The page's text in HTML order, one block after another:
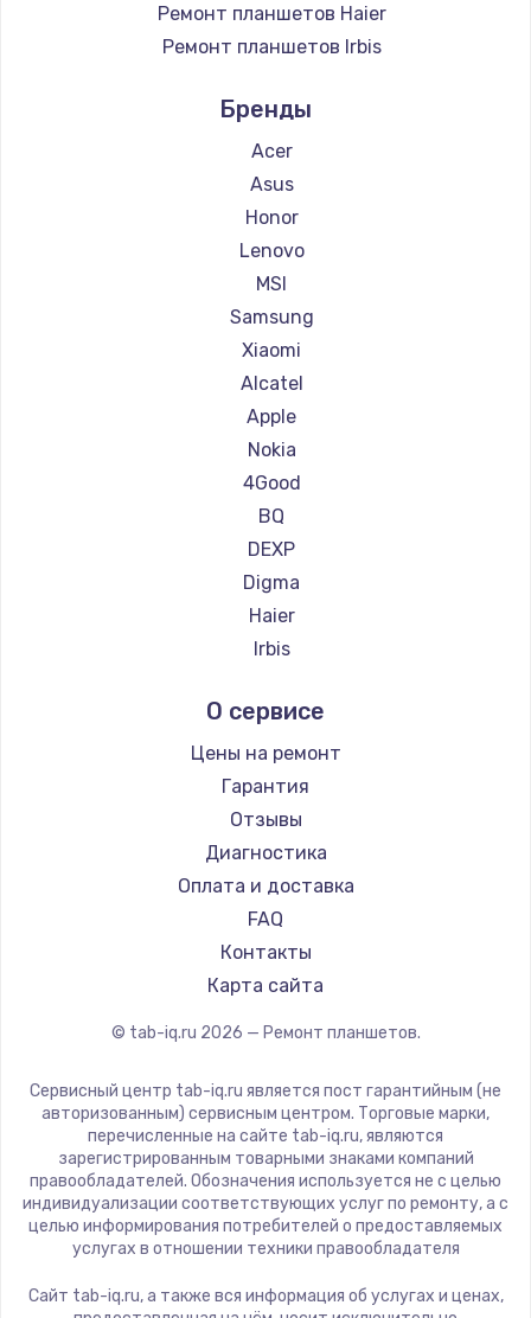
Заказать
Замена корпуса
890 руб.
Заказать
Замена материнской платы
1760 руб.
Заказать
Ремонт планшетов Haier
Ремонт планшетов Irbis
Ремонт планшетов Microsoft
Ремонт планшетов BlackView
Ремонт планшетов Amazon
Ремонт планшетов Aquarius
Ремонт планшетов Philips
Ремонт планшетов Dell
Ремонт планшетов HP
Ремонт планшетов Getac
Ремонт планшетов ZTE
Ремонт планшетов Google
Ремонт планшетов Navitel
Ремонт планшетов Teclast
Ремонт планшетов CHUWI
Бренды
Acer
Asus
Honor
Lenovo
MSI
Samsung
Xiaomi
Alcatel
Apple
Nokia
4Good
BQ
DEXP
Digma
Haier
Irbis
Microsoft
BlackView
Amazon
Aquarius
Philips
Dell
HP
Getac
ZTE
CHUWI
О сервисе
Цены на ремонт
Гарантия
Отзывы
Диагностика
Оплата и доставка
FAQ
Контакты
Карта сайта
© tab-iq.ru 2026 — Ремонт планшетов.
Сервисный центр tab-iq.ru является пост гарантийным (не
авторизованным) сервисным центром. Торговые марки,
перечисленные на сайте tab-iq.ru, являются
зарегистрированным товарными знаками компаний
правообладателей. Обозначения используется не с целью
индивидуализации соответствующих услуг по ремонту, а с
целью информирования потребителей о предоставляемых
услугах в отношении техники правообладателя
Сайт tab-iq.ru, а также вся информация об услугах и ценах,